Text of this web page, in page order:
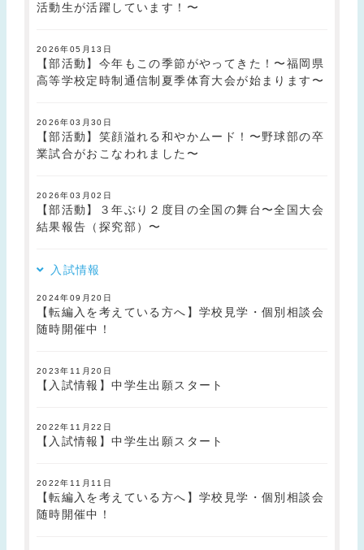
活動生が活躍しています！〜
2026年05月13日
【部活動】今年もこの季節がやってきた！〜福岡県
高等学校定時制通信制夏季体育大会が始まります〜
2026年03月30日
【部活動】笑顔溢れる和やかムード！〜野球部の卒
業試合がおこなわれました〜
2026年03月02日
【部活動】３年ぶり２度目の全国の舞台〜全国大会
結果報告（探究部）〜
入試情報
2024年09月20日
【転編入を考えている方へ】学校見学・個別相談会
随時開催中！
2023年11月20日
【入試情報】中学生出願スタート
2022年11月22日
【入試情報】中学生出願スタート
2022年11月11日
【転編入を考えている方へ】学校見学・個別相談会
随時開催中！